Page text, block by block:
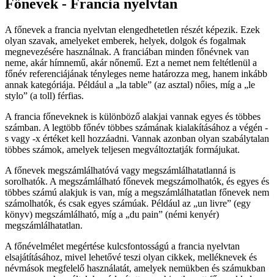
Főnevek - Francia nyelvtan
A főnevek a francia nyelvtan elengedhetetlen részét képezik. Ezek
olyan szavak, amelyeket emberek, helyek, dolgok és fogalmak
megnevezésére használnak. A franciában minden főnévnek van
neme, akár hímnemű, akár nőnemű. Ezt a nemet nem feltétlenül a
főnév referenciájának tényleges neme határozza meg, hanem inkább
annak kategóriája. Például a „la table” (az asztal) nőies, míg a „le
stylo” (a toll) férfias.
A francia főneveknek is különböző alakjai vannak egyes és többes
számban. A legtöbb főnév többes számának kialakításához a végén -
s vagy -x értéket kell hozzáadni. Vannak azonban olyan szabálytalan
többes számok, amelyek teljesen megváltoztatják formájukat.
A főnevek megszámlálhatóvá vagy megszámlálhatatlanná is
sorolhatók. A megszámlálható főnevek megszámolhatók, és egyes és
többes számú alakjuk is van, míg a megszámlálhatatlan főnevek nem
számolhatók, és csak egyes számúak. Például az „un livre” (egy
könyv) megszámlálható, míg a „du pain” (némi kenyér)
megszámlálhatatlan.
A főnévelmélet megértése kulcsfontosságú a francia nyelvtan
elsajátításához, mivel lehetővé teszi olyan cikkek, melléknevek és
névmások megfelelő használatát, amelyek nemükben és számukban